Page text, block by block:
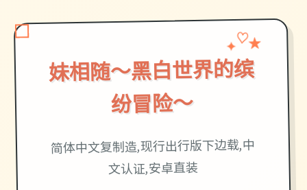
妹相随～黑白世界的缤
纷冒险～
✦ ♡ ★
简体中文复制造,现行出行版下边载,中
文认证,安卓直装